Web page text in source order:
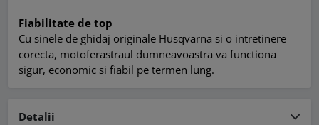
Fiabilitate de top
Cu sinele de ghidaj originale Husqvarna si o intretinere
corecta, motoferastraul dumneavoastra va functiona
sigur, economic si fiabil pe termen lung.
Detalii